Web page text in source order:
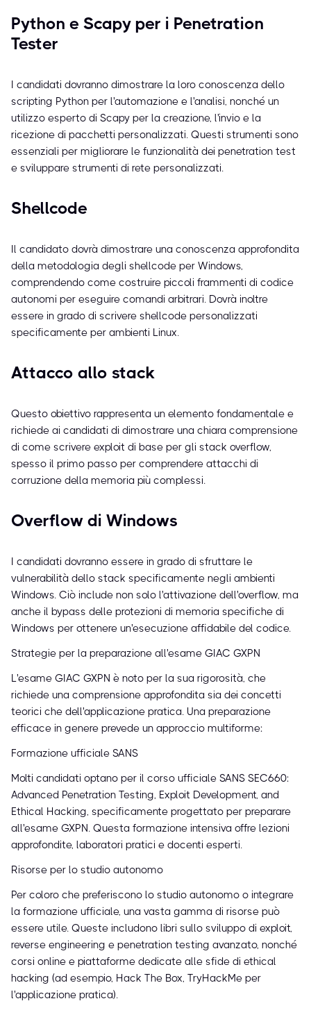
Python e Scapy per i Penetration
Tester
I candidati dovranno dimostrare la loro conoscenza dello
scripting Python per l'automazione e l'analisi, nonché un
utilizzo esperto di Scapy per la creazione, l'invio e la
ricezione di pacchetti personalizzati. Questi strumenti sono
essenziali per migliorare le funzionalità dei penetration test
e sviluppare strumenti di rete personalizzati.
Shellcode
Il candidato dovrà dimostrare una conoscenza approfondita
della metodologia degli shellcode per Windows,
comprendendo come costruire piccoli frammenti di codice
autonomi per eseguire comandi arbitrari. Dovrà inoltre
essere in grado di scrivere shellcode personalizzati
specificamente per ambienti Linux.
Attacco allo stack
Questo obiettivo rappresenta un elemento fondamentale e
richiede ai candidati di dimostrare una chiara comprensione
di come scrivere exploit di base per gli stack overflow,
spesso il primo passo per comprendere attacchi di
corruzione della memoria più complessi.
Overflow di Windows
I candidati dovranno essere in grado di sfruttare le
vulnerabilità dello stack specificamente negli ambienti
Windows. Ciò include non solo l'attivazione dell'overflow, ma
anche il bypass delle protezioni di memoria specifiche di
Windows per ottenere un'esecuzione affidabile del codice.
Strategie per la preparazione all'esame GIAC GXPN
L'esame GIAC GXPN è noto per la sua rigorosità, che
richiede una comprensione approfondita sia dei concetti
teorici che dell'applicazione pratica. Una preparazione
efficace in genere prevede un approccio multiforme:
Formazione ufficiale SANS
Molti candidati optano per il corso ufficiale SANS SEC660:
Advanced Penetration Testing, Exploit Development, and
Ethical Hacking, specificamente progettato per preparare
all'esame GXPN. Questa formazione intensiva offre lezioni
approfondite, laboratori pratici e docenti esperti.
Risorse per lo studio autonomo
Per coloro che preferiscono lo studio autonomo o integrare
la formazione ufficiale, una vasta gamma di risorse può
essere utile. Queste includono libri sullo sviluppo di exploit,
reverse engineering e penetration testing avanzato, nonché
corsi online e piattaforme dedicate alle sfide di ethical
hacking (ad esempio, Hack The Box, TryHackMe per
l'applicazione pratica).